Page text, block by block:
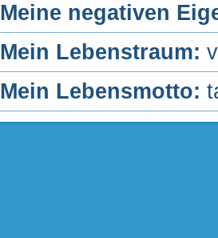
Meine negativen
Mein Lebenstraum:
Mein Lebensmotto: